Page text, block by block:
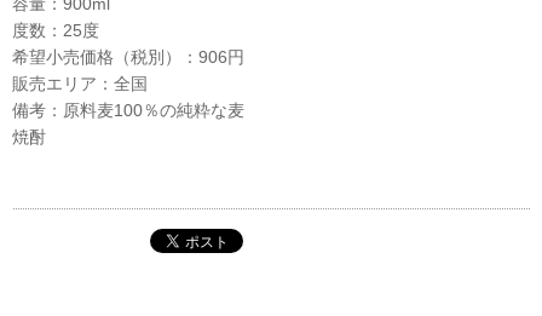
度数：25度
希望小売価格（税別）：906円
販売エリア：全国
備考：原料麦100％の純粋な麦
焼酎